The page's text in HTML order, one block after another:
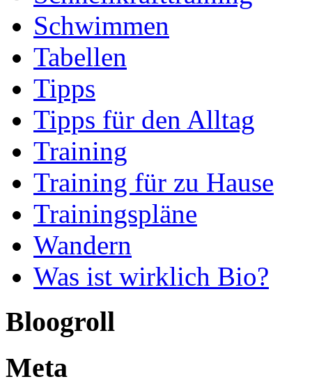
Schwimmen
Tabellen
Tipps
Tipps für den Alltag
Training
Training für zu Hause
Trainingspläne
Wandern
Was ist wirklich Bio?
Bloogroll
Meta